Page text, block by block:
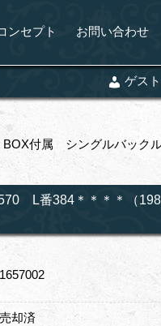
ンセプト お問い合わせ
ゲス
BOX付属 シングルバック
L番384＊＊＊＊（
1657002
売却済